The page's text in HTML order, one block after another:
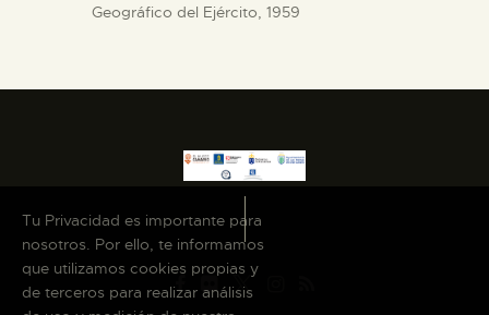
COLECCIONES
DIDÁCTICA
Geográfico del Ejército, 1959
Tu Privacidad es importante para
nosotros. Por ello, te informamos
que utilizamos cookies propias y
de terceros para realizar análisis